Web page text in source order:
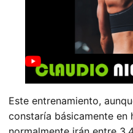
Este entrenamiento,
constaría básicamente en